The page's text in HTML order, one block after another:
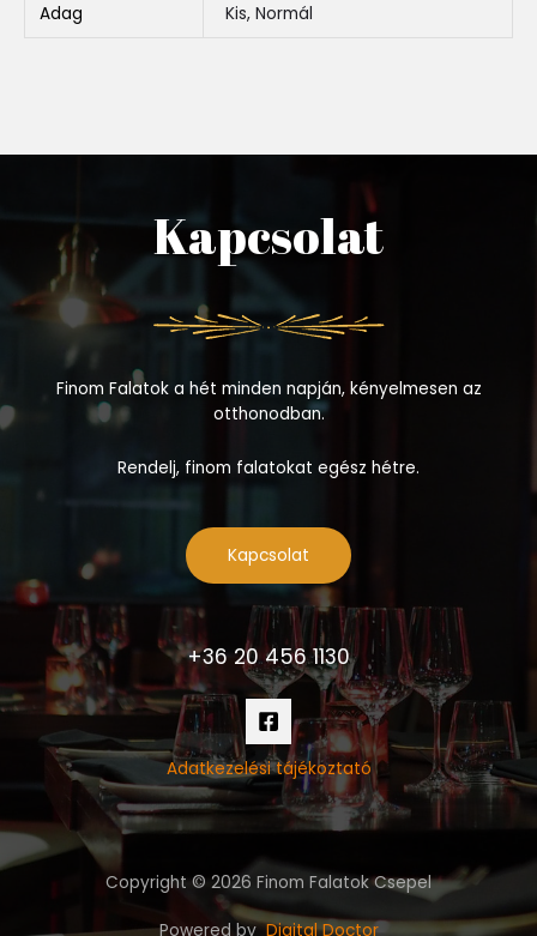
Adag Kis, Normál
Kapcsolat
Finom Falatok a hét minden napján, kényelmesen az
otthonodban.
Rendelj, finom falatokat egész hétre.
Kapcsolat
+36 20 456 1130
Adatkezelési tájékoztató
Copyright © 2026 Finom Falatok Csepel
Powered byDigital Doctor